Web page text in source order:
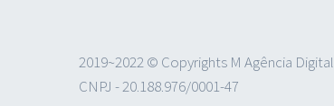
2019~2022 © Copyrights M Agência Digital
CNPJ - 20.188.976/0001-47